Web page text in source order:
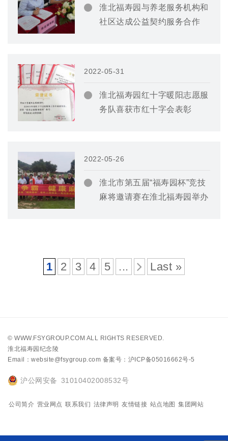
淮北福寿园与养老服务机构和
社区达成公益契约服务合作
2022-05-31
淮北福寿园红十字暖阳志愿服
务队喜获市红十字会表彰
2022-05-26
淮北市第五届“福寿园杯”竞技
麻将邀请赛在淮北福寿园举办
1 2 3 4 5 ... Last »
© WWW.FSYGROUP.COM ALL RIGHTS RESERVED.
淮北福寿园纪念陵
Email：website@fsygroup.com 备案号：沪ICP备05016662号-5
沪公网安备 31010402008532号
公司简介 营业网点 联系我们 法律声明 友情链接 站点地图 集团网站